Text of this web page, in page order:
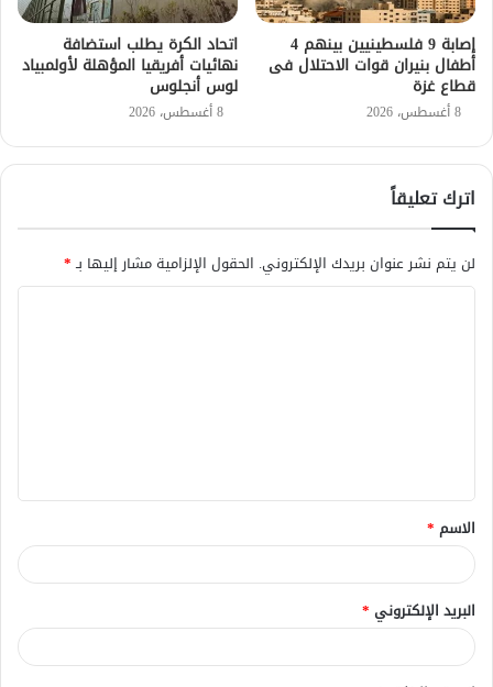
إصابة 9 فلسطينيين بينهم 4
أطفال بنيران قوات الاحتلال فى
قطاع غزة
8 أغسطس، 2026
اتحاد الكرة يطلب استضافة
نهائيات أفريقيا المؤهلة لأولمبياد
لوس أنجلوس
8 أغسطس، 2026
اترك تعليقاً
لن يتم نشر عنوان بريدك الإلكتروني. الحقول الإلزامية مشار إليها بـ*
ق
*
الاسم *
البريد الإلكتروني *